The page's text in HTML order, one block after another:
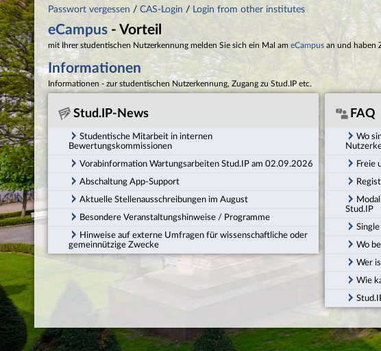
Passwort vergessen / CAS-Login / Login from other institutes
eCampus - Vorteil
mit Ihrer studentischen Nutzerkennung melden Sie sich ein Mal am eCampus an und haben
Informationen
Informationen - zur studentischen Nutzerkennung, Zugang zu Stud.IP etc.
Stud.IP-News
Studentische Mitarbeit in internen
Bewertungskommissionen
Vorabinformation Wartungsarbeiten Stud.IP am 02.09.2026
Abschaltung App-Support
Aktuelle Stellenausschreibungen im August
Besondere Veranstaltungshinweise / Programme
Hinweise auf externe Umfragen für wissenschaftliche oder
gemeinnützige Zwecke
FAQ
Wo
Freie
Stud.IP
Wo
Wer
Wie